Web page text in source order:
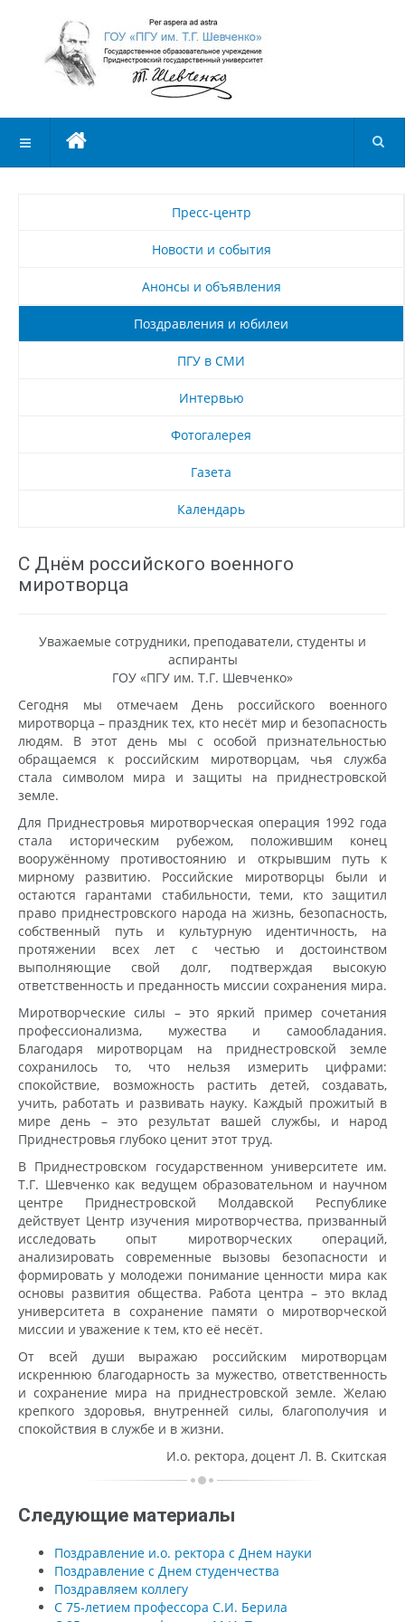
Пресс-центр
Новости и события
Анонсы и объявления
Поздравления и юбилеи
ПГУ в СМИ
Интервью
Фотогалерея
Газета
Календарь
С Днём российского военного
миротворца
Уважаемые сотрудники, преподаватели, студенты и
аспиранты
ГОУ «ПГУ им. Т.Г. Шевченко»
Сегодня мы отмечаем День российского военного
миротворца – праздник тех, кто несёт мир и безопасность
людям. В этот день мы с особой признательностью
обращаемся к российским миротворцам, чья служба
стала символом мира и защиты на приднестровской
земле.
Для Приднестровья миротворческая операция 1992 года
стала историческим рубежом, положившим конец
вооружённому противостоянию и открывшим путь к
мирному развитию. Российские миротворцы были и
остаются гарантами стабильности, теми, кто защитил
право приднестровского народа на жизнь, безопасность,
собственный путь и культурную идентичность, на
протяжении всех лет с честью и достоинством
выполняющие свой долг, подтверждая высокую
ответственность и преданность миссии сохранения мира.
Миротворческие силы – это яркий пример сочетания
профессионализма, мужества и самообладания.
Благодаря миротворцам на приднестровской земле
сохранилось то, что нельзя измерить цифрами:
спокойствие, возможность растить детей, создавать,
учить, работать и развивать науку. Каждый прожитый в
мире день – это результат вашей службы, и народ
Приднестровья глубоко ценит этот труд.
В Приднестровском государственном университете им.
Т.Г. Шевченко как ведущем образовательном и научном
центре Приднестровской Молдавской Республике
действует Центр изучения миротворчества, призванный
исследовать опыт миротворческих операций,
анализировать современные вызовы безопасности и
формировать у молодежи понимание ценности мира как
основы развития общества. Работа центра – это вклад
университета в сохранение памяти о миротворческой
миссии и уважение к тем, кто её несёт.
От всей души выражаю российским миротворцам
искреннюю благодарность за мужество, ответственность
и сохранение мира на приднестровской земле. Желаю
крепкого здоровья, внутренней силы, благополучия и
спокойствия в службе и в жизни.
И.о. ректора, доцент Л. В. Скитская
Следующие материалы
Поздравление и.о. ректора с Днем науки
Поздравление с Днем студенчества
Поздравляем коллегу
С 75-летием профессора С.И. Берила